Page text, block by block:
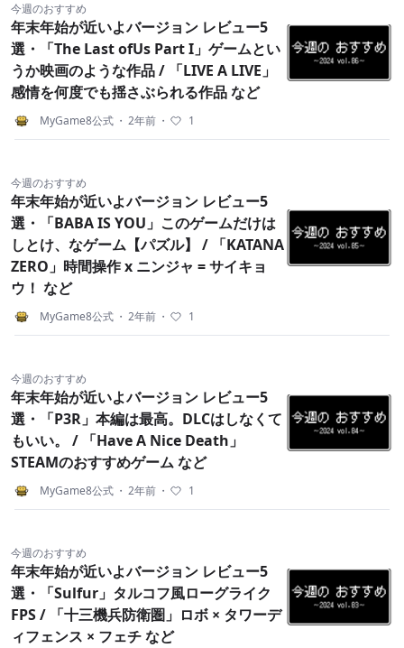
今週のおすすめ
年末年始が近いよバージョン レビュー5
選・「The Last ofUs Part I」ゲームとい
うか映画のような作品 / 「LIVE A LIVE」
感情を何度でも揺さぶられる作品 など
MyGame8公式 ・ 2年前 ・ 1
今週のおすすめ
年末年始が近いよバージョン レビュー5
選・「BABA IS YOU」このゲームだけは
しとけ、なゲーム【パズル】 / 「KATANA
ZERO」時間操作 x ニンジャ = サイキョ
ウ！ など
MyGame8公式 ・ 2年前 ・ 1
今週のおすすめ
年末年始が近いよバージョン レビュー5
選・「P3R」本編は最高。DLCはしなくて
もいい。 / 「Have A Nice Death」
STEAMのおすすめゲーム など
MyGame8公式 ・ 2年前 ・ 1
今週のおすすめ
年末年始が近いよバージョン レビュー5
選・「Sulfur」タルコフ風ローグライク
FPS / 「十三機兵防衛圏」ロボ × タワーデ
ィフェンス × フェチ など